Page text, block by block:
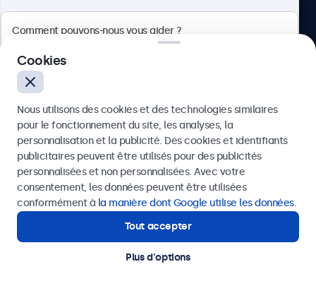
4.8/5 noté par 5000+ entreprises
Français
© 2026 Beetronics
Envoyer
Ou appelez-nous au03 808 1603
Contactez nos spécialistes.
Cookies
Nous utilisons des cookies et des technologies similaires
pour le fonctionnement du site, les analyses, la
personnalisation et la publicité. Des cookies et identifiants
publicitaires peuvent être utilisés pour des publicités
personnalisées et non personnalisées. Avec votre
consentement, les données peuvent être utilisées
conformément à la manière dont Google utilise les données.
Tout accepter
Plus d'options